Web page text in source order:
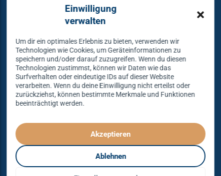
Einwilligung
verwalten
Um dir ein optimales Erlebnis zu bieten, verwenden wir
Technologien wie Cookies, um Geräteinformationen zu
speichern und/oder darauf zuzugreifen. Wenn du diesen
Technologien zustimmst, können wir Daten wie das
Surfverhalten oder eindeutige IDs auf dieser Website
verarbeiten. Wenn du deine Einwilligung nicht erteilst oder
zurückziehst, können bestimmte Merkmale und Funktionen
beeinträchtigt werden.
Akzeptieren
Ablehnen
Raumvermietung
Warum bei uns tanzen?
Lass dich begeistern und probier es aus – Tanzen lernen
mit unserem Erfolgskonzept.
Spielend leicht und mit viel Spaß!
Denn Tanzen kann jeder lernen – mit dem richtigen
Konzept sogar ganz einfach – das gibt es nur bei
Tanzkonzept Erfurt.
© Tanzkonzept Erfurt 2026